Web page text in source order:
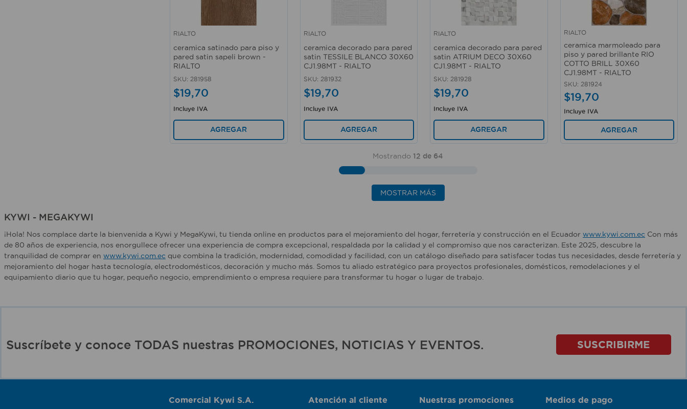
RIALTO
ceramica satinado para piso y
pared satin sapeli brown -
RIALTO
SKU: 281958
$19,70
Incluye IVA
AGREGAR
RIALTO
ceramica decorado para pared
satin TESSILE BLANCO 30X60
CJ1.98MT - RIALTO
SKU: 281932
$19,70
Incluye IVA
AGREGAR
RIALTO
ceramica decorado para pared
satin ATRIUM DECO 30X60
CJ1.98MT - RIALTO
SKU: 281928
$19,70
Incluye IVA
AGREGAR
RIALTO
ceramica marmoleado para
piso y pared brillante RIO
COTTO BRILL 30X60
CJ1.98MT - RIALTO
SKU: 281924
$19,70
Incluye IVA
AGREGAR
Mostrando 12 de 64
MOSTRAR MÁS
KYWI - MEGAKYWI
¡Hola! Nos complace darte la bienvenida a Kywi y MegaKywi, tu tienda online en productos para el mejoramiento del hogar, ferretería y construcción en el Ecuador www.kywi.com.ec Con más
de 80 años de experiencia, nos enorgullece ofrecer una experiencia de compra excepcional, respaldada por la calidad y el compromiso que nos caracterizan. Este 2025, descubre la
tranquilidad de comprar en www.kywi.com.ec que combina la tradición, modernidad, comodidad y facilidad, con un catálogo diseñado para satisfacer todas tus necesidades, desde ferretería y
mejoramiento del hogar hasta tecnología, electrodomésticos, decoración y mucho más. Somos tu aliado estratégico para proyectos profesionales, domésticos, remodelaciones y el
equipamiento diario que tu hogar, pequeño negocio, emprendimiento o empresa requiere para transformar tu hogar o lugar de trabajo.
Suscríbete y conoce TODAS nuestras PROMOCIONES, NOTICIAS Y EVENTOS. SUSCRIBIRME
Comercial Kywi S.A. Atención al cliente Nuestras promociones Medios de pago